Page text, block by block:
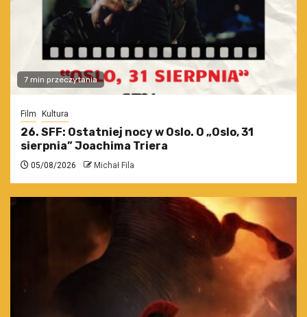
7 min przeczytania
Film Kultura
26. SFF: Ostatniej nocy w Oslo. O „Oslo, 31
sierpnia” Joachima Triera
05/08/2026 Michał Fila